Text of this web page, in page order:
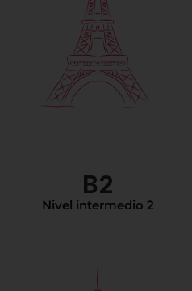
B2
Nivel intermedio 2
Es capaz de realizar
trabajos académicos de
nivel muy avanzado
(como un resumen a
partir de un documento
audio muy largo). El